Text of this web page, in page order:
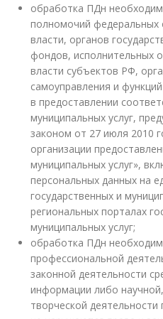
обработка ПДн
полномочий федеральных
власти, органов
фондов, исполнительных
власти субъектов РФ,
самоуправления и
в предоставлении
муниципальных услуг,
законом от 27 июля 2010
организации
муниципальных услуг»,
персональных данных на
государственных и
региональных порталах
муниципальных услуг;
обработка ПДн
профессиональной
законной деятельности
информации либо
творческой